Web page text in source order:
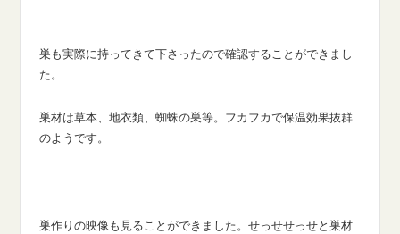
巣も実際に持ってきて下さったので確認することができまし
た。
巣材は草本、地衣類、蜘蛛の巣等。フカフカで保温効果抜群
のようです。
巣作りの映像も見ることができました。せっせせっせと巣材